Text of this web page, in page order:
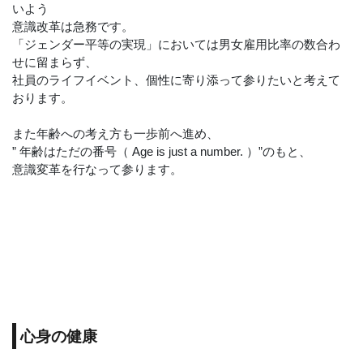
いよう
意識改革は急務です。
「ジェンダー平等の実現」においては男女雇用比率の数合わ
せに留まらず、
社員のライフイベント、個性に寄り添って参りたいと考えて
おります。
また年齢への考え方も一歩前へ進め、
” 年齢はただの番号（ Age is just a number. ）”のもと、
意識変革を行なって参ります。
心身の健康